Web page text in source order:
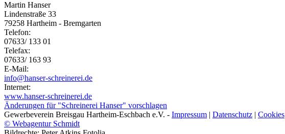
Martin Hanser
Lindenstraße 33
79258 Hartheim - Bremgarten
Telefon:
07633/ 133 01
Telefax:
07633/ 163 93
E-Mail:
info@hanser-schreinerei.de
Internet:
www.hanser-schreinerei.de
Änderungen für "Schreinerei Hanser" vorschlagen
Gewerbeverein Breisgau Hartheim-Eschbach e.V. - Impressum | Datenschutz | Cookies
© Webagentur Schmidt